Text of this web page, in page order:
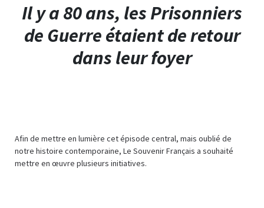
Il y a 80 ans, les Prisonniers
de Guerre étaient de retour
dans leur foyer
Afin de mettre en lumière cet épisode central, mais oublié de
notre histoire contemporaine, Le Souvenir Français a souhaité
mettre en œuvre plusieurs initiatives.